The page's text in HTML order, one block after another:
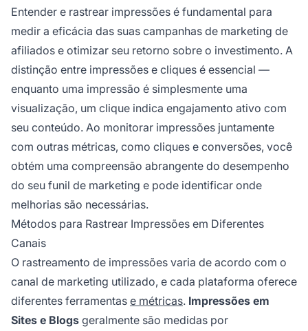
Entender e rastrear impressões é fundamental para
medir a eficácia das suas campanhas de marketing de
afiliados e otimizar seu retorno sobre o investimento. A
distinção entre impressões e cliques é essencial —
enquanto uma impressão é simplesmente uma
visualização, um clique indica engajamento ativo com
seu conteúdo. Ao monitorar impressões juntamente
com outras métricas, como cliques e conversões, você
obtém uma compreensão abrangente do desempenho
do seu funil de marketing e pode identificar onde
melhorias são necessárias.
Métodos para Rastrear Impressões em Diferentes
Canais
O rastreamento de impressões varia de acordo com o
canal de marketing utilizado, e cada plataforma oferece
diferentes ferramentas e métricas. Impressões em
Sites e Blogs geralmente são medidas por